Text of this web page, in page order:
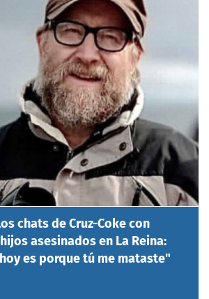
chats de Cruz-Coke con
asesinados en La Reina:
es porque tú me mataste"